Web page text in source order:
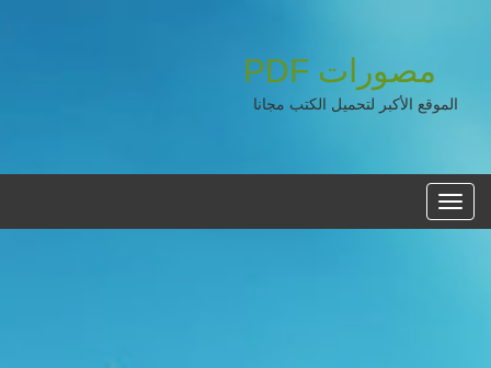
مصورات PDF
الموقع الأكبر لتحميل الكتب مجانا
القائمه
الرئيسية